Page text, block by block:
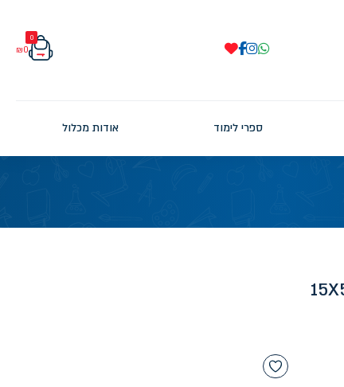
0
₪0
ספרי לימוד אודות מכלול